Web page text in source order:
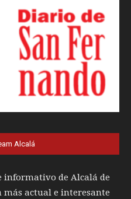
Alcalá
informativo de Alcalá de
actual e interesante